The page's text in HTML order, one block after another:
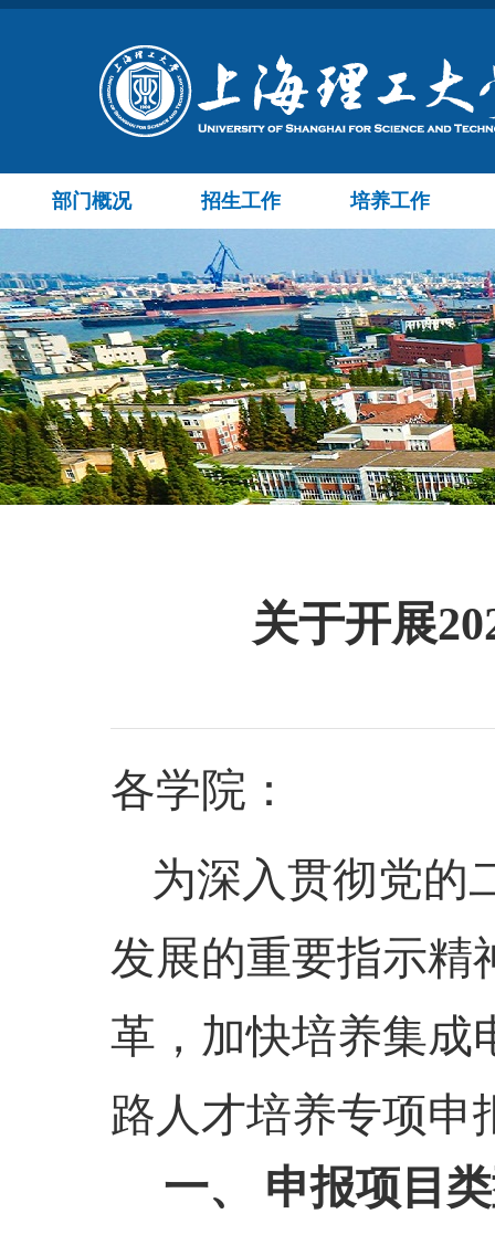
部门概况 招生工作 培养工作
关于开展
各学院：
为深入贯彻党的
发展的重要指示精
革，加快培养集成
路人才培养专项申
一、 申报项目